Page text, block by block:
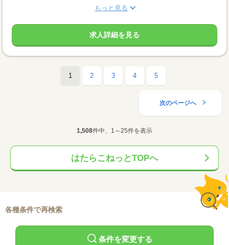
もっと見る
求人詳細を見る
1 2 3 4 5
次のページへ
1,508件中、1～25件を表示
はたらこねっとTOPへ
各種条件で再検索
条件を変更する